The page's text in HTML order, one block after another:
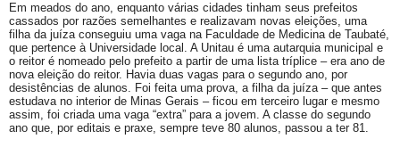
Em meados do ano, enquanto várias cidades tinham seus prefeitos
cassados por razões semelhantes e realizavam novas eleições, uma
filha da juíza conseguiu uma vaga na Faculdade de Medicina de Taubaté,
que pertence à Universidade local. A Unitau é uma autarquia municipal e
o reitor é nomeado pelo prefeito a partir de uma lista tríplice – era ano de
nova eleição do reitor. Havia duas vagas para o segundo ano, por
desistências de alunos. Foi feita uma prova, a filha da juíza – que antes
estudava no interior de Minas Gerais – ficou em terceiro lugar e mesmo
assim, foi criada uma vaga “extra” para a jovem. A classe do segundo
ano que, por editais e praxe, sempre teve 80 alunos, passou a ter 81.